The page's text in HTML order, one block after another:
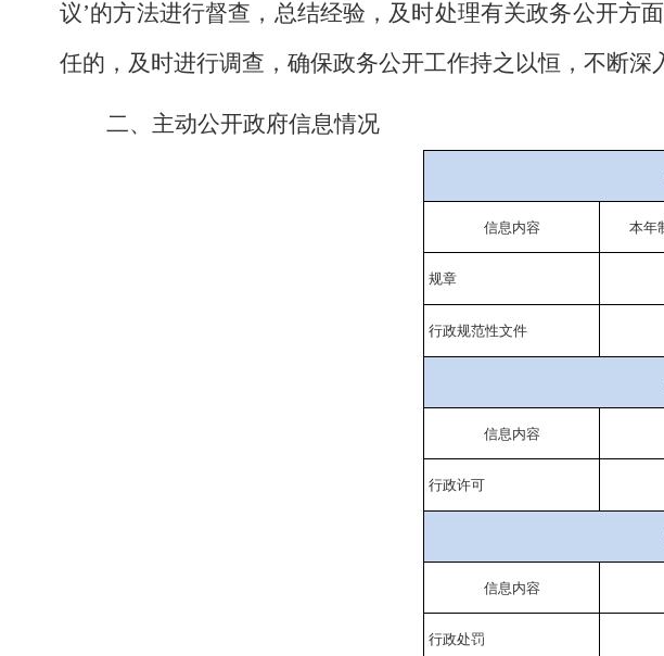
议’的方法进行督查，总结经验，及时处理有关政务公开方
任的，及时进行调查，确保政务公开工作持之以恒，不断深
二、主动公开政府信息情况
信息内容 本年
规章
行政规范性文件
信息内容
行政许可
信息内容
行政处罚